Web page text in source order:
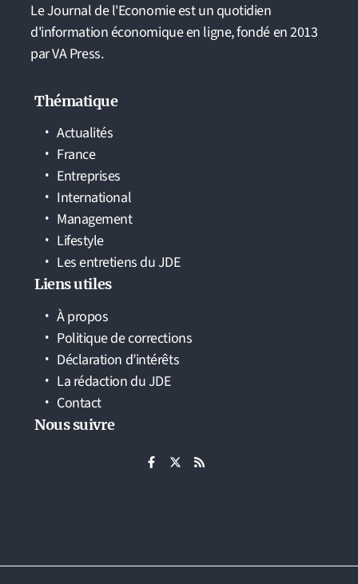
Le Journal de l'Economie est un quotidien
d'information économique en ligne, fondé en 2013
par VA Press.
Thématique
Actualités
France
Entreprises
International
Management
Lifestyle
Les entretiens du JDE
Liens utiles
À propos
Politique de corrections
Déclaration d’intérêts
La rédaction du JDE
Contact
Nous suivre